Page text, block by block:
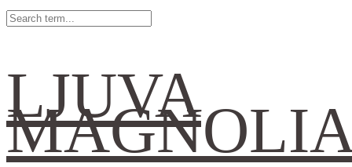
LJUVA